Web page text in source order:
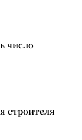
число
строителя